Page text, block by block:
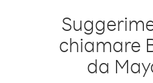
chiamare
da